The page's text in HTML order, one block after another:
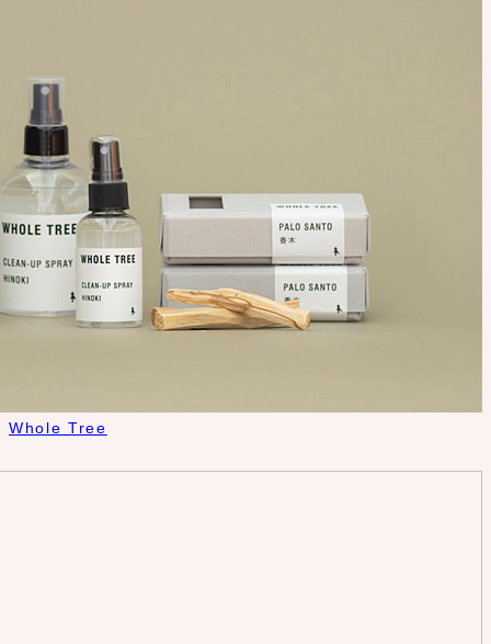
Whole Tree